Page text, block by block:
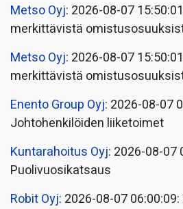
Metso Oyj: 2026-08-07
merkittävistä
Metso Oyj: 2026-08-07
merkittävistä
Enento Group Oyj: 2026-08-07
Johtohenkilöiden liiketoimet
Kuntarahoitus Oyj: 2026-08-07
Puolivuosikatsaus
Robit Oyj: 2026-08-07